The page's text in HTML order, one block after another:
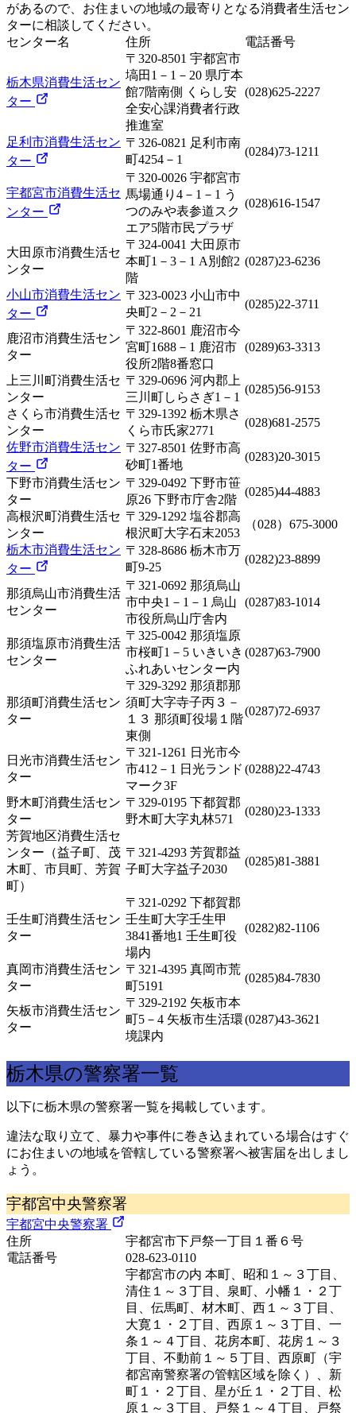
があるので、お住まいの地域の最寄りとなる消費者生活セン
ターに相談してください。
センター名
住所 電話番号
栃木県消費生活セン
ター
〒320-8501 宇都宮市
塙田1－1－20 県庁本
館7階南側 くらし安
全安心課消費者行政
推進室
(028)625-2227
足利市消費生活セン
ター
〒326-0821 足利市南
町4254－1
(0284)73-1211
宇都宮市消費生活セ
ンター
〒320-0026 宇都宮市
馬場通り4－1－1 う
つのみや表参道スク
エア5階市民プラザ
(028)616-1547
大田原市消費生活セ
ンター
〒324-0041 大田原市
本町1－3－1 A別館2
階
(0287)23-6236
小山市消費生活セン
ター
〒323-0023 小山市中
央町2－2－21
(0285)22-3711
鹿沼市消費生活セン
ター
〒322-8601 鹿沼市今
宮町1688－1 鹿沼市
役所2階8番窓口
(0289)63-3313
上三川町消費生活セ
ンター
〒329-0696 河内郡上
三川町しらさぎ1－1
(0285)56-9153
さくら市消費生活セ
ンター
〒329-1392 栃木県さ
くら市氏家2771
(028)681-2575
佐野市消費生活セン
ター
〒327-8501 佐野市高
砂町1番地
(0283)20-3015
下野市消費生活セン
ター
〒329-0492 下野市笹
原26 下野市庁舎2階
(0285)44-4883
高根沢町消費生活セ
ンター
〒329-1292 塩谷郡高
根沢町大字石末2053
（028）675-3000
栃木市消費生活セン
ター
〒328-8686 栃木市万
町9-25
(0282)23-8899
那須烏山市消費生活
センター
〒321-0692 那須烏山
市中央1－1－1 烏山
市役所烏山庁舎内
(0287)83-1014
那須塩原市消費生活
センター
〒325-0042 那須塩原
市桜町1－5 いきいき
ふれあいセンター内
(0287)63-7900
那須町消費生活セン
ター
〒329-3292 那須郡那
須町大字寺子丙３－
１３ 那須町役場１階
東側
(0287)72-6937
日光市消費生活セン
ター
〒321-1261 日光市今
市412－1 日光ランド
マーク3F
(0288)22-4743
野木町消費生活セン
ター
〒329-0195 下都賀郡
野木町大字丸林571
(0280)23-1333
芳賀地区消費生活セ
ンター（益子町、茂
木町、市貝町、芳賀
町）
〒321-4293 芳賀郡益
子町大字益子2030
(0285)81-3881
壬生町消費生活セン
ター
〒321-0292 下都賀郡
壬生町大字壬生甲
3841番地1 壬生町役
場内
(0282)82-1106
真岡市消費生活セン
ター
〒321-4395 真岡市荒
町5191
(0285)84-7830
矢板市消費生活セン
ター
〒329-2192 矢板市本
町5－4 矢板市生活環
境課内
(0287)43-3621
栃木県の警察署一覧
以下に栃木県の警察署一覧を掲載しています。
違法な取り立て、暴力や事件に巻き込まれている場合はすぐ
にお住まいの地域を管轄している警察署へ被害届を出しまし
ょう。
宇都宮中央警察署
宇都宮中央警察署
住所
宇都宮市下戸祭一丁目１番６号
電話番号
028-623-0110
宇都宮市の内 本町、昭和１～３丁目、
清住１～３丁目、泉町、小幡１・２丁
目、伝馬町、材木町、西１～３丁目、
大寛１・２丁目、西原１～３丁目、一
条１～４丁目、花房本町、花房１～３
丁目、不動前１～５丁目、西原町（宇
都宮南警察署の管轄区域を除く）、新
町１・２丁目、星が丘１・２丁目、松
原１～３丁目、戸祭１～４丁目、戸祭